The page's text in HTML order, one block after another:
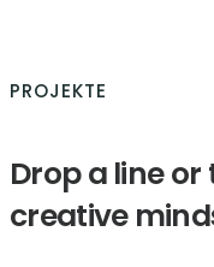
PROJEKTE
Drop a line
creative